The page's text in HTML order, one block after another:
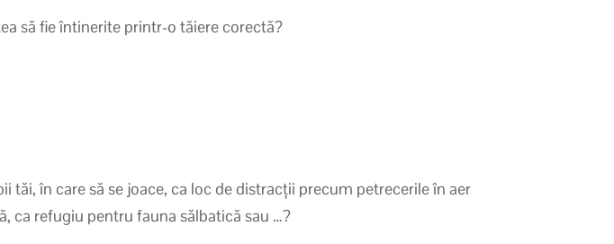
să fie întinerite printr-o tăiere corectă?
în care să se joace, ca loc de distracții precum petrecerile în aer
ca refugiu pentru fauna sălbatică sau …?